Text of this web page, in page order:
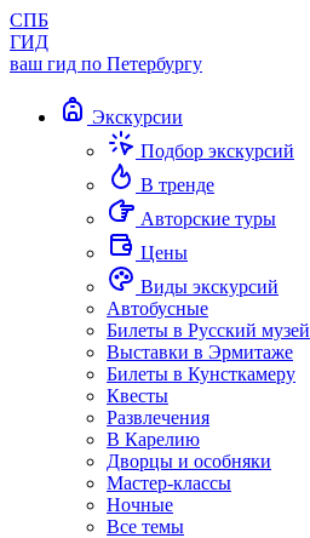
СПБ
ГИД
ваш гид по Петербургу
Экскурсии
Подбор экскурсий
В тренде
Авторские туры
Цены
Виды экскурсий
Автобусные
Билеты в Русский музей
Выставки в Эрмитаже
Билеты в Кунсткамеру
Квесты
Развлечения
В Карелию
Дворцы и особняки
Мастер-классы
Ночные
Все темы